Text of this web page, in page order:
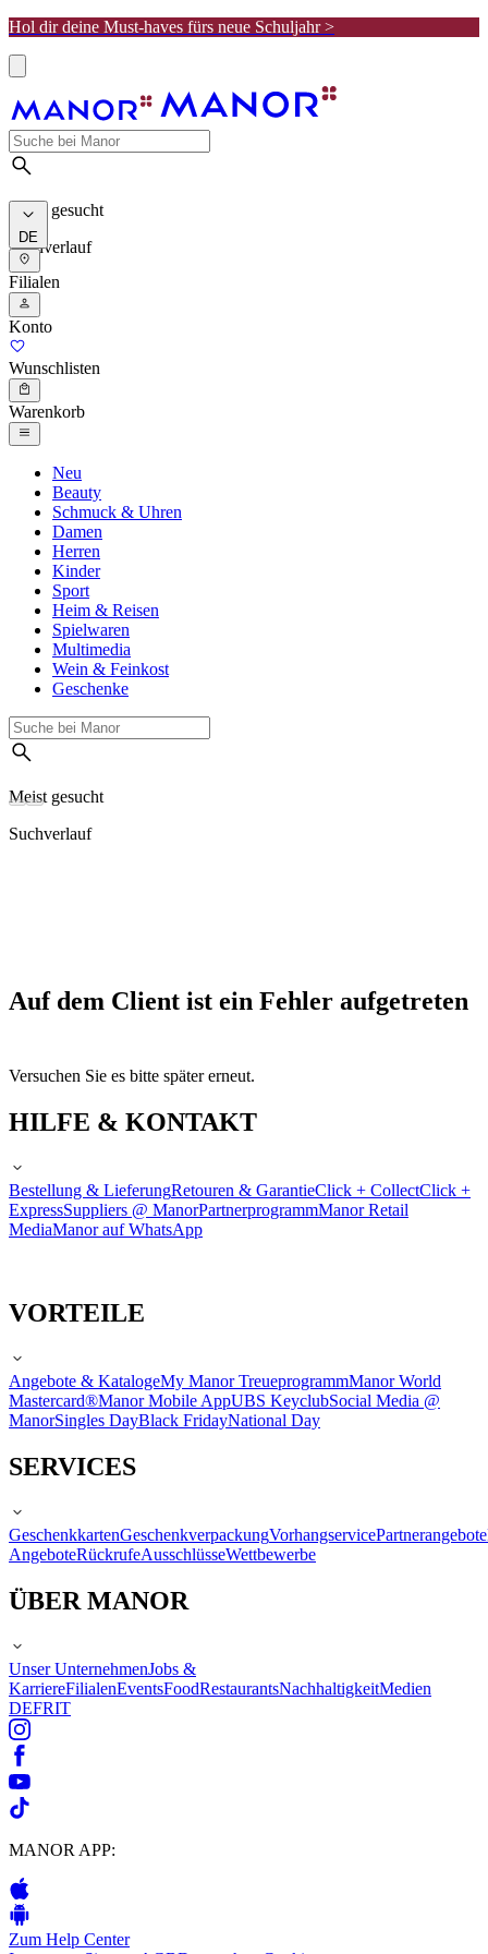
Hol dir deine Must-haves fürs neue Schuljahr >
Meist gesucht
Suchverlauf
DE
Filialen
Konto
Wunschlisten
Warenkorb
Neu
Beauty
Schmuck & Uhren
Damen
Herren
Kinder
Sport
Heim & Reisen
Spielwaren
Multimedia
Wein & Feinkost
Geschenke
Meist gesucht
Suchverlauf
Auf dem Client ist ein Fehler aufgetreten
Versuchen Sie es bitte später erneut.
HILFE & KONTAKT
Bestellung & LieferungRetouren & GarantieClick + CollectClick +
ExpressSuppliers @ ManorPartnerprogrammManor Retail
MediaManor auf WhatsApp
VORTEILE
Angebote & KatalogeMy Manor TreueprogrammManor World
Mastercard®Manor Mobile AppUBS KeyclubSocial Media @
ManorSingles DayBlack FridayNational Day
SERVICES
GeschenkkartenGeschenkverpackungVorhangservicePartnerangebote
AngeboteRückrufeAusschlüsseWettbewerbe
ÜBER MANOR
Unser UnternehmenJobs &
KarriereFilialenEventsFoodRestaurantsNachhaltigkeitMedien
DEFRIT
MANOR APP:
Zum Help Center